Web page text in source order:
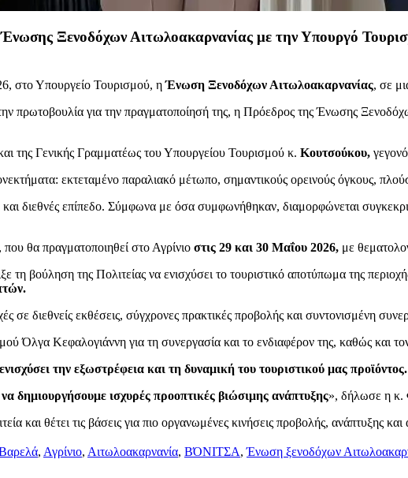
Ξενοδόχων Αιτωλοακαρνανίας με την Υπουργό
στο Υπουργείο Τουρισμού, ηΈνωση Ξενοδόχων Αιτωλοακαρνανίας, σε
πρωτοβουλία για την πραγματοποίησή της, η Πρόεδρος της Ένωσης
της Γενικής Γραμματέως του Υπουργείου Τουρισμού κ. Κουτσούκου,
εκτεταμένο παραλιακό μέτωπο, σημαντικούς ορεινούς όγκους,
διεθνές επίπεδο. Σύμφωνα με όσα συμφωνήθηκαν, διαμορφώνεται
που θα πραγματοποιηθεί στο Αγρίνιο στις 29 και 30 Μαΐου 2026, με
τη βούληση της Πολιτείας να ενισχύσει το τουριστικό αποτύπωμα της
σε διεθνείς εκθέσεις, σύγχρονες πρακτικές προβολής και συντονισμένη
Όλγα Κεφαλογιάννη για τη συνεργασία και το ενδιαφέρον της, καθώς και
την εξωστρέφεια και τη δυναμική του τουριστικού μας προϊόντος.
δημιουργήσουμε ισχυρές προοπτικές βιώσιμης ανάπτυξης», δήλωσε η
θέτει τις βάσεις για πιο οργανωμένες κινήσεις προβολής, ανάπτυξης και
, Αγρίνιο, Αιτωλοακαρνανία, ΒΌΝΙΤΣΑ,Ένωση ξενοδόχων